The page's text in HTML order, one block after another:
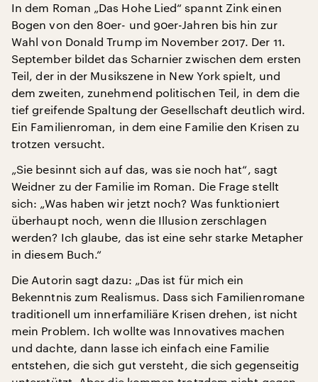
In dem Roman „Das Hohe Lied“ spannt Zink einen
Bogen von den 80er- und 90er-Jahren bis hin zur
Wahl von Donald Trump im November 2017. Der 11.
September bildet das Scharnier zwischen dem ersten
Teil, der in der Musikszene in New York spielt, und
dem zweiten, zunehmend politischen Teil, in dem die
tief greifende Spaltung der Gesellschaft deutlich wird.
Ein Familienroman, in dem eine Familie den Krisen zu
trotzen versucht.
„Sie besinnt sich auf das, was sie noch hat“, sagt
Weidner zu der Familie im Roman. Die Frage stellt
sich: „Was haben wir jetzt noch? Was funktioniert
überhaupt noch, wenn die Illusion zerschlagen
werden? Ich glaube, das ist eine sehr starke Metapher
in diesem Buch.“
Die Autorin sagt dazu: „Das ist für mich ein
Bekenntnis zum Realismus. Dass sich Familienromane
traditionell um innerfamiliäre Krisen drehen, ist nicht
mein Problem. Ich wollte was Innovatives machen
und dachte, dann lasse ich einfach eine Familie
entstehen, die sich gut versteht, die sich gegenseitig